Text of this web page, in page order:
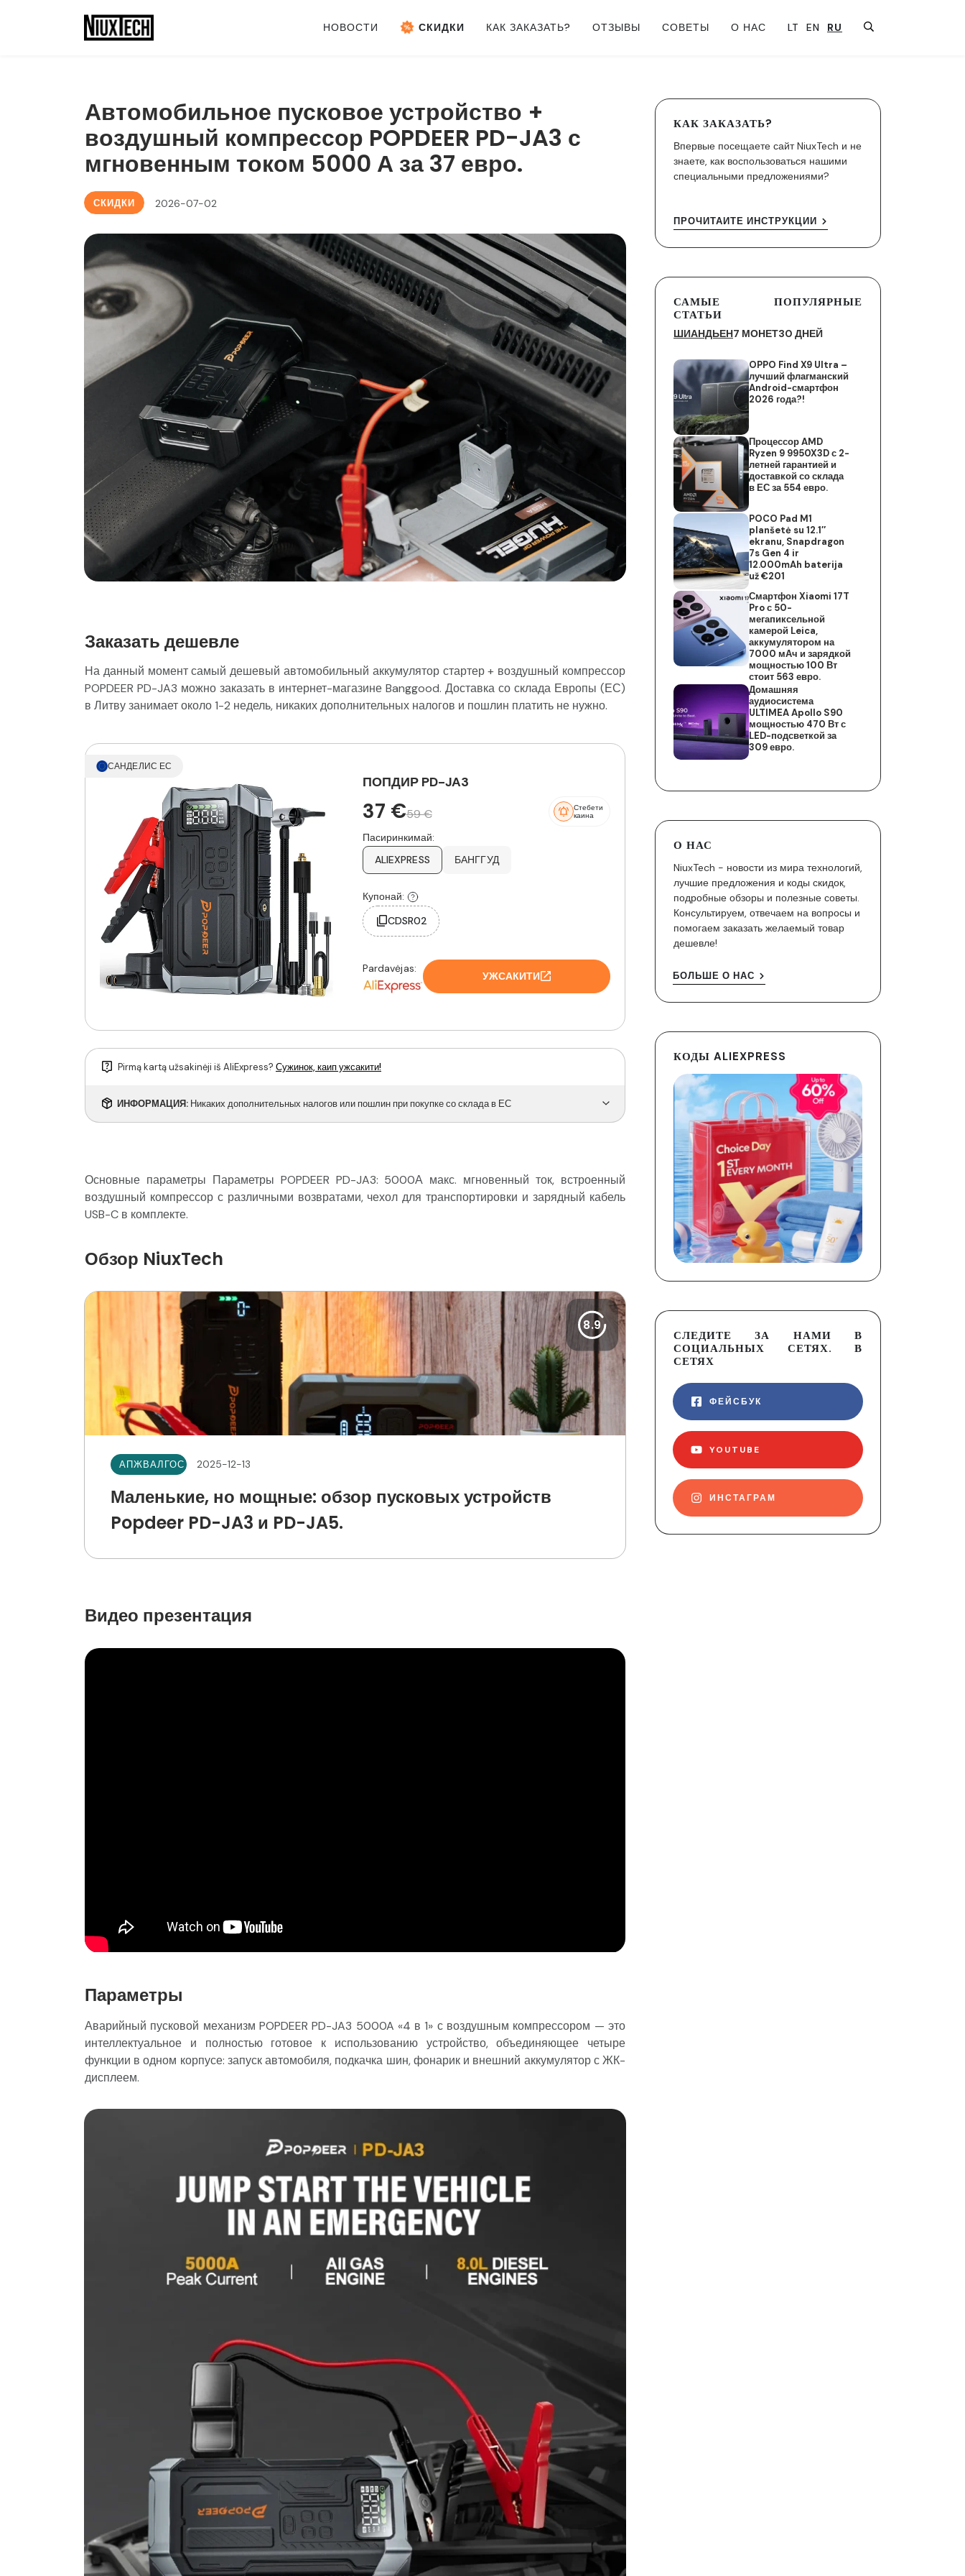
НОВОСТИ СКИДКИ КАК ЗАКАЗАТЬ? ОТЗЫВЫ СОВЕТЫ О НАС LT EN RU
Автомобильное пусковое устройство +
воздушный компрессор POPDEER PD-JA3 с
мгновенным током 5000 А за 37 евро.
СКИДКИ 2026-07-02
Заказать дешевле
На данный момент самый дешевый автомобильный аккумулятор стартер + воздушный компрессор
POPDEER PD-JA3 можно заказать в интернет-магазине Banggood. Доставка со склада Европы (ЕС)
в Литву занимает около 1-2 недель, никаких дополнительных налогов и пошлин платить не нужно.
САНДЕЛИС ЕС
ПОПДИР PD-JA3
37 €59 €
Стебети
каина
Пасиринкимай:
ALIEXPRESS
БАНГГУД
Купонай:
CDSR02
Pardavėjas:
УЖСАКИТИ
Pirmą kartą užsakinėji iš AliExpress? Сужинок, каип ужсакити!
ИНФОРМАЦИЯ: Никаких дополнительных налогов или пошлин при покупке со склада в ЕС
Основные параметры Параметры POPDEER PD-JA3: 5000А макс. мгновенный ток, встроенный
воздушный компрессор с различными возвратами, чехол для транспортировки и зарядный кабель
USB-C в комплекте.
Обзор NiuxTech
8.9
АПЖВАЛГОС 2025-12-13
Маленькие, но мощные: обзор пусковых устройств
Popdeer PD-JA3 и PD-JA5.
Видео презентация
Параметры
Аварийный пусковой механизм POPDEER PD-JA3 5000A «4 в 1» с воздушным компрессором — это
интеллектуальное и полностью готовое к использованию устройство, объединяющее четыре
функции в одном корпусе: запуск автомобиля, подкачка шин, фонарик и внешний аккумулятор с ЖК-
дисплеем.
КАК ЗАКАЗАТЬ?
Впервые посещаете сайт NiuxTech и не
знаете, как воспользоваться нашими
специальными предложениями?
ПРОЧИТАЙТЕ ИНСТРУКЦИИ
САМЫЕ ПОПУЛЯРНЫЕ
СТАТЬИ
ШИАНДЬЕН7 МОНЕТ30 ДНЕЙ
OPPO Find X9 Ultra –
лучший флагманский
Android-смартфон
2026 года?!
Процессор AMD
Ryzen 9 9950X3D с 2-
летней гарантией и
доставкой со склада
в ЕС за 554 евро.
POCO Pad M1
planšetė su 12.1″
ekranu, Snapdragon
7s Gen 4 ir
12.000mAh baterija
už €201
Смартфон Xiaomi 17T
Pro с 50-
мегапиксельной
камерой Leica,
аккумулятором на
7000 мАч и зарядкой
мощностью 100 Вт
стоит 563 евро.
Домашняя
аудиосистема
ULTIMEA Apollo S90
мощностью 470 Вт с
LED-подсветкой за
309 евро.
О НАС
NiuxTech - новости из мира технологий,
лучшие предложения и коды скидок,
подробные обзоры и полезные советы.
Консультируем, отвечаем на вопросы и
помогаем заказать желаемый товар
дешевле!
БОЛЬШЕ О НАС
КОДЫ ALIEXPRESS
СЛЕДИТЕ ЗА НАМИ В
СОЦИАЛЬНЫХ СЕТЯХ. В
СЕТЯХ
ФЕЙСБУК
YOUTUBE
ИНСТАГРАМ